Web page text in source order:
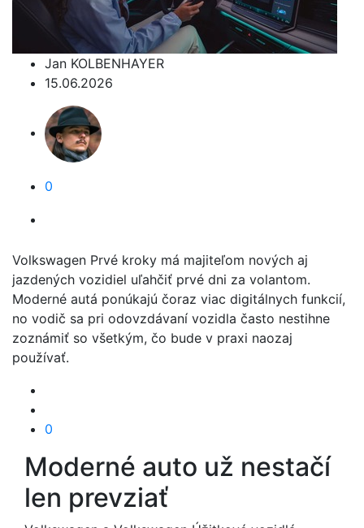
Jan KOLBENHAYER
15.06.2026
0
Volkswagen Prvé kroky má majiteľom nových aj
jazdených vozidiel uľahčiť prvé dni za volantom.
Moderné autá ponúkajú čoraz viac digitálnych funkcií,
no vodič sa pri odovzdávaní vozidla často nestihne
zoznámiť so všetkým, čo bude v praxi naozaj
používať.
0
Moderné auto už nestačí
len prevziať